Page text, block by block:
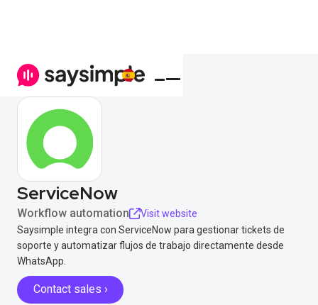
ServiceNow
Workflow automation
Visit website
Saysimple integra con ServiceNow para gestionar tickets de
soporte y automatizar flujos de trabajo directamente desde
WhatsApp.
Contact sales ›